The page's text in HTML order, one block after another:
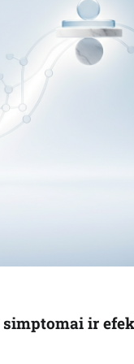
simptomai ir